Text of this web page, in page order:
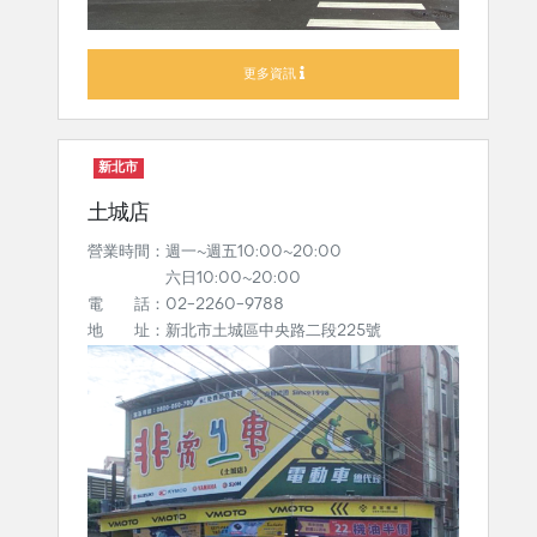
更多資訊
新北市
土城店
營業時間：週一~週五10:00~20:00
六日10:00~20:00
電 話：02-2260-9788
地 址：新北市土城區中央路二段225號